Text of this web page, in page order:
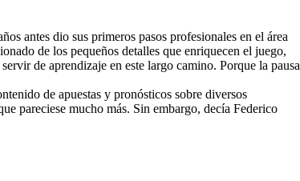
antes dio sus primeros pasos profesionales en el área
de los pequeños detalles que enriquecen el juego,
de aprendizaje en este largo camino. Porque la pausa
de apuestas y pronósticos sobre diversos
pareciese mucho más. Sin embargo, decía Federico